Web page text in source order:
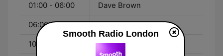
01:00 - 06:00 Dave Brown
06:00 - 10:00 Eamonn Kelly
10:00 - 14:00 Tina Hobley
Smooth Radio London